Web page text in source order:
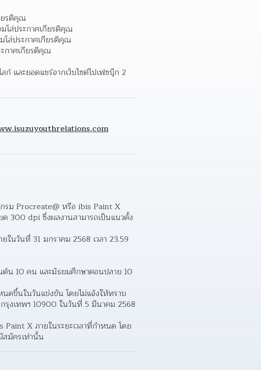
ยรติคุณ
โล่ประกาศเกียรติคุณ
โล่ประกาศเกียรติคุณ
กาศเกียรติคุณ
และยอดแชร์จากเว็บไซต์ไปเฟซบุ๊ก 2
รม Procreate@ หรือ ibis Paint X
ด 300 dpi ซึ่งผลงานสามารถเป็นแนวตั้ง
ยในวันที่ 31 มกราคม 2568 เวลา 23.59
ต้น 10 คน และมัธยมศึกษาตอนปลาย 10
ดขึ้นในวันแข่งขัน โดยไม่แจ้งให้ทราบ
รุงเทพฯ 10900 ในวันที่ 5 มีนาคม 2568
X ภายในระยะเวลาที่กำหนด โดย
มัครเท่านั้น